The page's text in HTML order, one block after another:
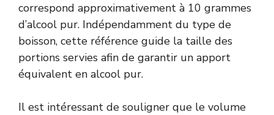
correspond approximativement à 10 grammes
d’alcool pur. Indépendamment du type de
boisson, cette référence guide la taille des
portions servies afin de garantir un apport
équivalent en alcool pur.
Il est intéressant de souligner que le volume